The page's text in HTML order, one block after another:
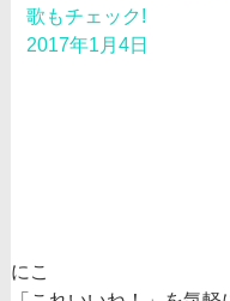
歌もチェック!
2017年1月4日
にこ